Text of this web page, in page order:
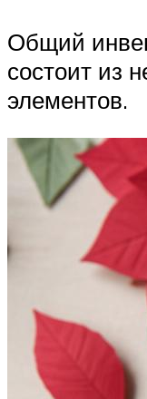
Общий
состоит из
элементов.